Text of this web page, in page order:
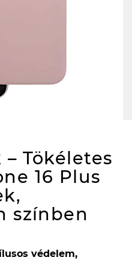
– Tökéletes
16 Plus
színben
védelem,